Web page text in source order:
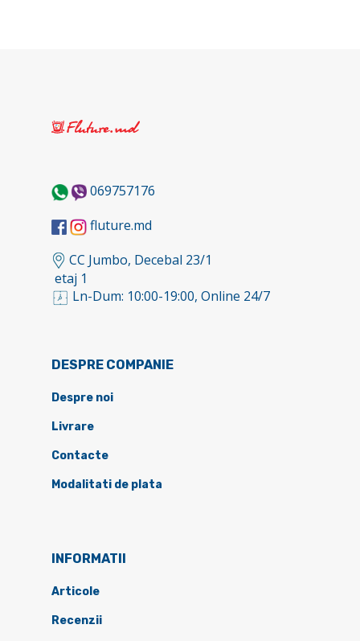
069757176
fluture.md
CC Jumbo, Decebal 23/1
etaj 1
Ln-Dum: 10:00-19:00, Online 24/7
DESPRE COMPANIE
Despre noi
Livrare
Contacte
Modalitati de plata
INFORMATII
Articole
Recenzii